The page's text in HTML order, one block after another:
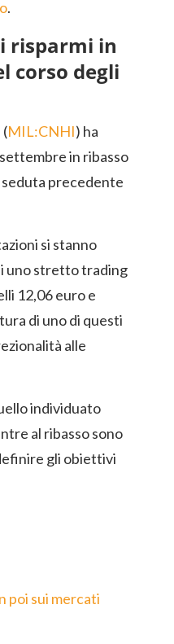
.
risparmi in
corso degli
(MIL:CNHI) ha
in ribasso
seduta precedente
si stanno
uno stretto trading
12,06 euro e
di uno di questi
alle
individuato
al ribasso sono
gli obiettivi
poi sui mercati